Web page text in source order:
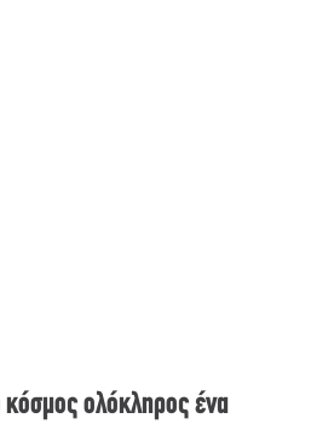
κόσμος ολόκληρος ένα